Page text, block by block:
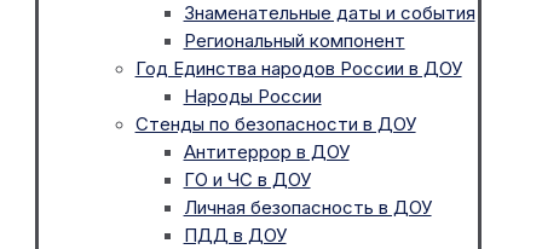
Знаменательные даты и события
Региональный компонент
Год Единства народов России в ДОУ
Народы России
Стенды по безопасности в ДОУ
Антитеррор в ДОУ
ГО и ЧС в ДОУ
Личная безопасность в ДОУ
ПДД в ДОУ